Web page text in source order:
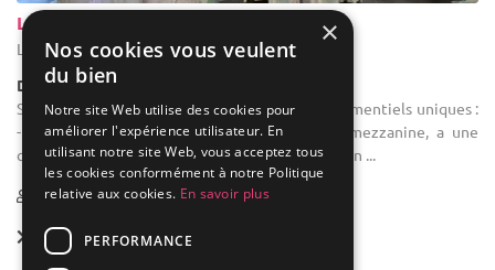
La Grenouillère
Leuze-en-Hainaut - Hainaut (WHT)
Demeure de caractère / Domaine
Salle des fêtes : Découvrez nos 3 espaces événementiels uniques :
- Notre spacieuse Grande Salle, dotée d'une mezzanine, a une
capacité d'accueil allant jusqu'à 180 personnes en ...
10-650 8 max
Forfait dès90 € / pers.
×
Nos cookies vous veulent
du bien
Notre site Web utilise des cookies pour
améliorer l'expérience utilisateur. En
utilisant notre site Web, vous acceptez tous
les cookies conformément à notre Politique
relative aux cookies. En savoir plus
PERFORMANCE